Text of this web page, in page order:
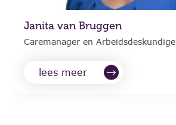
Janita van Bruggen
Caremanager en Arbeidsdeskundige
lees meer